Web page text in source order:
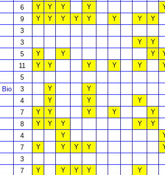
6 Y Y Y Y
9 Y Y Y Y Y Y Y Y
3
3 Y Y
5 Y Y Y
11 Y Y Y Y Y
5
Bio 3 Y Y
4 Y Y Y
7 Y Y Y Y Y
8 Y Y Y Y Y
4 Y
7 Y Y Y Y
3
7 Y Y Y Y Y